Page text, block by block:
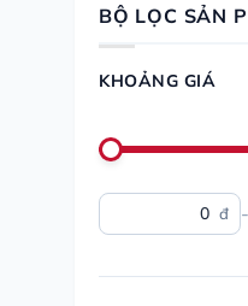
BỘ LỌC SẢN
KHOẢNG GIÁ
đ -